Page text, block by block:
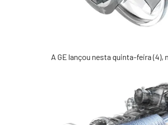
A GE lançou nesta quinta-feira